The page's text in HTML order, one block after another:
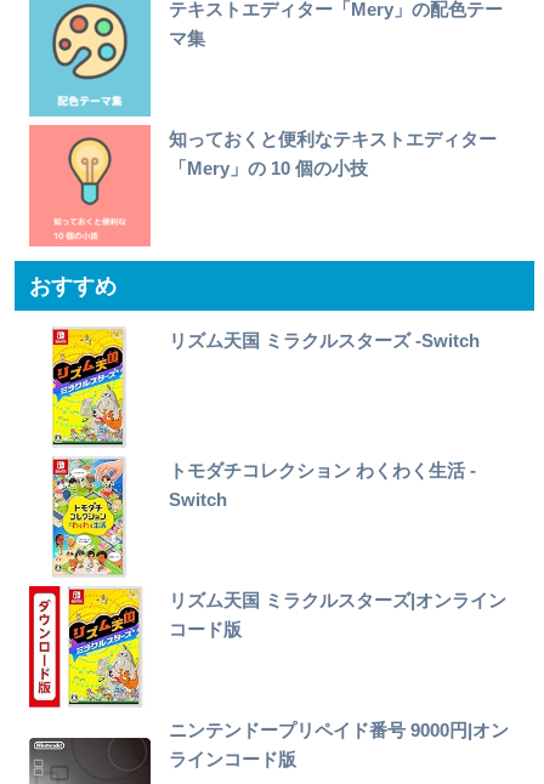
テキストエディター「Mery」の配色テー
マ集
知っておくと便利なテキストエディター
「Mery」の 10 個の小技
おすすめ
リズム天国 ミラクルスターズ -Switch
トモダチコレクション わくわく生活 -
Switch
リズム天国 ミラクルスターズ|オンライン
コード版
ニンテンドープリペイド番号 9000円|オン
ラインコード版